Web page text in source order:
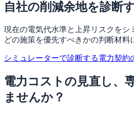
自社の削減余地を診断
現在の電気代水準と上昇リスクをシ
どの施策を優先すべきかの判断材料
シミュレーターで診断する電力契約
電力コストの見直し、
ませんか？